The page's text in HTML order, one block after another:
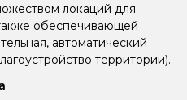
локаций для
обеспечивающей
автоматический
территории).